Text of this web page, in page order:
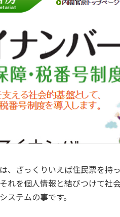
、ざっくりいえば住民票を持
れを個人情報と結びつけて社
ステムの事です。